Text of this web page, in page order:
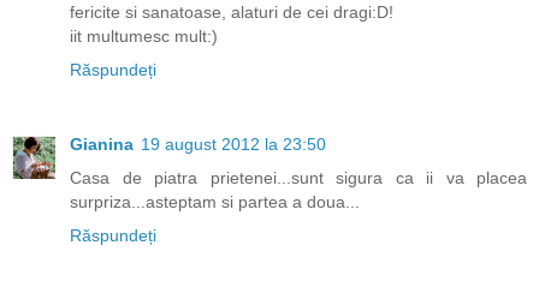
fericite si sanatoase, alaturi de cei dragi:D!
iit multumesc mult:)
Răspundeți
Gianina 19 august 2012 la 23:50
Casa de piatra prietenei...sunt sigura ca ii va placea
surpriza...asteptam si partea a doua...
Răspundeți